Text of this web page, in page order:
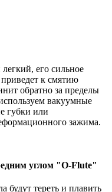
его сильное
к смятию
обратно за пределы
вакуумные
губки или
зажима.
углом "O-Flute"
будут тереть и плавить